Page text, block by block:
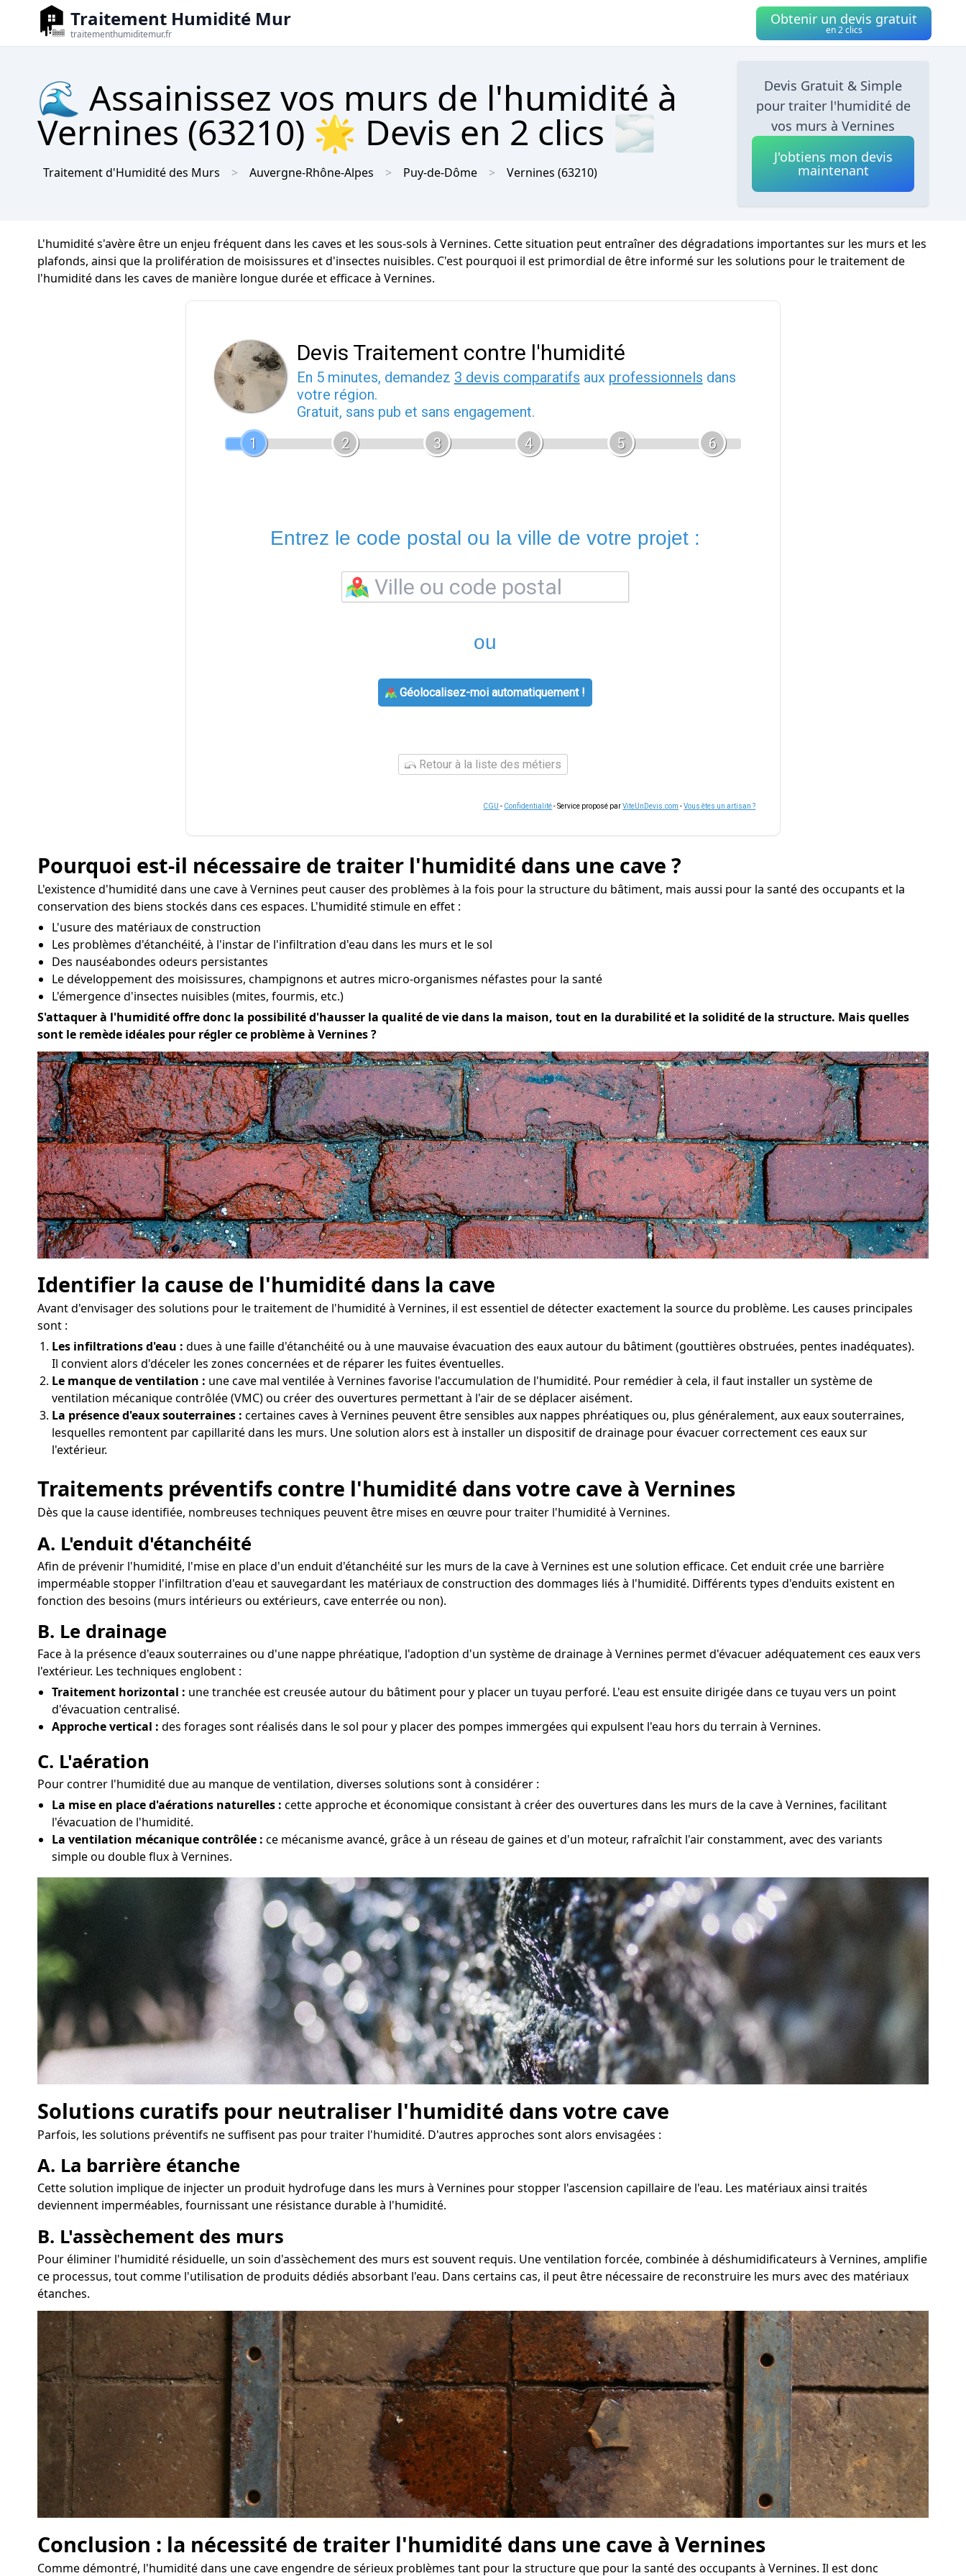
Traitement Humidité Mur
traitementhumiditemur.fr
Obtenir un devis gratuit
en 2 clics
🌊 Assainissez vos murs de l'humidité à
Vernines (63210) 🌟 Devis en 2 clics 🌫
Traitement d'Humidité des Murs Auvergne-Rhône-Alpes Puy-de-Dôme Vernines (63210)
Devis Gratuit & Simple
pour traiter l'humidité de
vos murs à Vernines
J'obtiens mon devis
maintenant
L'humidité s'avère être un enjeu fréquent dans les caves et les sous-sols à Vernines. Cette situation peut entraîner des dégradations importantes sur les murs et les
plafonds, ainsi que la prolifération de moisissures et d'insectes nuisibles. C'est pourquoi il est primordial de être informé sur les solutions pour le traitement de
l'humidité dans les caves de manière longue durée et efficace à Vernines.
Devis Traitement contre l'humidité
En 5 minutes, demandez 3 devis comparatifs aux professionnels dans
votre région.
Gratuit, sans pub et sans engagement.
1
2 3 4 5 6
Entrez le code postal ou la ville de votre projet :
ou
Géolocalisez-moi automatiquement !
Retour à la liste des métiers
CGU - Confidentialité- Service proposé parViteUnDevis.com -Vous êtes un artisan ?
Pourquoi est-il nécessaire de traiter l'humidité dans une cave ?
L'existence d'humidité dans une cave à Vernines peut causer des problèmes à la fois pour la structure du bâtiment, mais aussi pour la santé des occupants et la
conservation des biens stockés dans ces espaces. L'humidité stimule en effet :
L'usure des matériaux de construction
Les problèmes d'étanchéité, à l'instar de l'infiltration d'eau dans les murs et le sol
Des nauséabondes odeurs persistantes
Le développement des moisissures, champignons et autres micro-organismes néfastes pour la santé
L'émergence d'insectes nuisibles (mites, fourmis, etc.)
S'attaquer à l'humidité offre donc la possibilité d'hausser la qualité de vie dans la maison, tout en la durabilité et la solidité de la structure. Mais quelles
sont le remède idéales pour régler ce problème à Vernines ?
Identifier la cause de l'humidité dans la cave
Avant d'envisager des solutions pour le traitement de l'humidité à Vernines, il est essentiel de détecter exactement la source du problème. Les causes principales
sont :
Les infiltrations d'eau : dues à une faille d'étanchéité ou à une mauvaise évacuation des eaux autour du bâtiment (gouttières obstruées, pentes inadéquates).
Il convient alors d'déceler les zones concernées et de réparer les fuites éventuelles.
Le manque de ventilation : une cave mal ventilée à Vernines favorise l'accumulation de l'humidité. Pour remédier à cela, il faut installer un système de
ventilation mécanique contrôlée (VMC) ou créer des ouvertures permettant à l'air de se déplacer aisément.
La présence d'eaux souterraines : certaines caves à Vernines peuvent être sensibles aux nappes phréatiques ou, plus généralement, aux eaux souterraines,
lesquelles remontent par capillarité dans les murs. Une solution alors est à installer un dispositif de drainage pour évacuer correctement ces eaux sur
l'extérieur.
Traitements préventifs contre l'humidité dans votre cave à Vernines
Dès que la cause identifiée, nombreuses techniques peuvent être mises en œuvre pour traiter l'humidité à Vernines.
A. L'enduit d'étanchéité
Afin de prévenir l'humidité, l'mise en place d'un enduit d'étanchéité sur les murs de la cave à Vernines est une solution efficace. Cet enduit crée une barrière
imperméable stopper l'infiltration d'eau et sauvegardant les matériaux de construction des dommages liés à l'humidité. Différents types d'enduits existent en
fonction des besoins (murs intérieurs ou extérieurs, cave enterrée ou non).
B. Le drainage
Face à la présence d'eaux souterraines ou d'une nappe phréatique, l'adoption d'un système de drainage à Vernines permet d'évacuer adéquatement ces eaux vers
l'extérieur. Les techniques englobent :
Traitement horizontal : une tranchée est creusée autour du bâtiment pour y placer un tuyau perforé. L'eau est ensuite dirigée dans ce tuyau vers un point
d'évacuation centralisé.
Approche vertical : des forages sont réalisés dans le sol pour y placer des pompes immergées qui expulsent l'eau hors du terrain à Vernines.
C. L'aération
Pour contrer l'humidité due au manque de ventilation, diverses solutions sont à considérer :
La mise en place d'aérations naturelles : cette approche et économique consistant à créer des ouvertures dans les murs de la cave à Vernines, facilitant
l'évacuation de l'humidité.
La ventilation mécanique contrôlée : ce mécanisme avancé, grâce à un réseau de gaines et d'un moteur, rafraîchit l'air constamment, avec des variants
simple ou double flux à Vernines.
Solutions curatifs pour neutraliser l'humidité dans votre cave
Parfois, les solutions préventifs ne suffisent pas pour traiter l'humidité. D'autres approches sont alors envisagées :
A. La barrière étanche
Cette solution implique de injecter un produit hydrofuge dans les murs à Vernines pour stopper l'ascension capillaire de l'eau. Les matériaux ainsi traités
deviennent imperméables, fournissant une résistance durable à l'humidité.
B. L'assèchement des murs
Pour éliminer l'humidité résiduelle, un soin d'assèchement des murs est souvent requis. Une ventilation forcée, combinée à déshumidificateurs à Vernines, amplifie
ce processus, tout comme l'utilisation de produits dédiés absorbant l'eau. Dans certains cas, il peut être nécessaire de reconstruire les murs avec des matériaux
étanches.
Conclusion : la nécessité de traiter l'humidité dans une cave à Vernines
Comme démontré, l'humidité dans une cave engendre de sérieux problèmes tant pour la structure que pour la santé des occupants à Vernines. Il est donc